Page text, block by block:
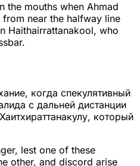
the mouths when Ahmad
near the halfway line
Haithairrattanakool, who
когда спекулятивный
с дальней дистанции
который
lest one of these
other, and discord arise